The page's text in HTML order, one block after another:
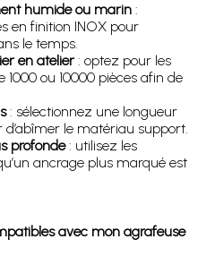
humide ou marin :
en finition INOX pour
le temps.
en atelier: optez pour les
ou 10000 pièces afin de
: sélectionnez une longueur
le matériau support.
profonde: utilisez les
ancrage plus marqué est
avec mon agrafeuse